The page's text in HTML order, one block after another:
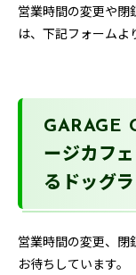
営業時間の変更や閉
は、下記フォームよ
GARAGE
ージカフ
るドッグ
営業時間の変更、閉
お待ちしています。